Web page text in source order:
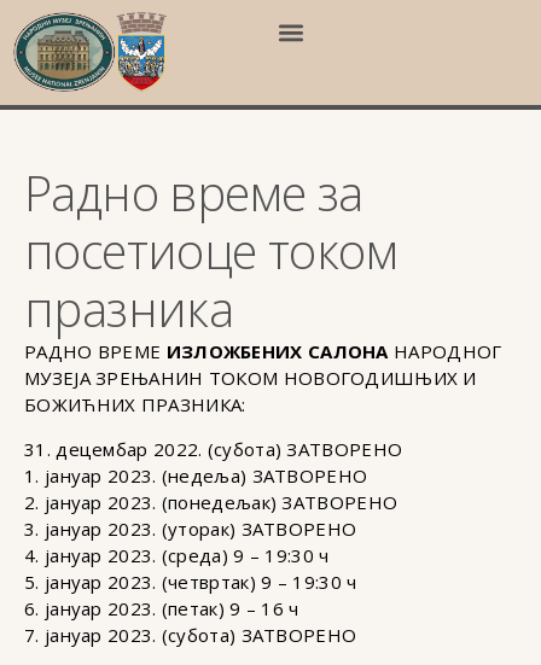
Радно време за
посетиоце током
празника
РАДНО ВРЕМЕ ИЗЛОЖБЕНИХ САЛОНАНАРОДНОГ
МУЗЕЈА ЗРЕЊАНИН ТОКОМ НОВОГОДИШЊИХ И
БОЖИЋНИХ ПРАЗНИКА:
31. децембар 2022. (субота) ЗАТВОРЕНО
1. јануар 2023. (недеља) ЗАТВОРЕНО
2. јануар 2023. (понедељак) ЗАТВОРЕНО
3. јануар 2023. (уторак) ЗАТВОРЕНО
4. јануар 2023. (среда) 9 – 19:30 ч
5. јануар 2023. (четвртак) 9 – 19:30 ч
6. јануар 2023. (петак) 9 – 16 ч
7. јануар 2023. (субота) ЗАТВОРЕНО